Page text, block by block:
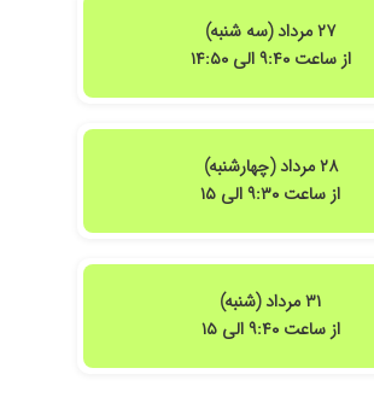
خوبی عست
امید مریضی که به دستان شفا
۱۴۰۵/۰۲/۱۹
۲۷ مرداد (سه شنبه)
از ساعت ۹:۴۰ الی ۱۴:۵۰
۲۸ مرداد (چهارشنبه)
از ساعت ۹:۳۰ الی ۱۵
۳۱ مرداد (شنبه)
از ساعت ۹:۴۰ الی ۱۵